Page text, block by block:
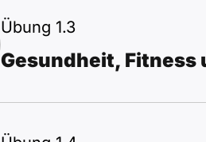
Übung 1.3
Gesundheit, Fitness